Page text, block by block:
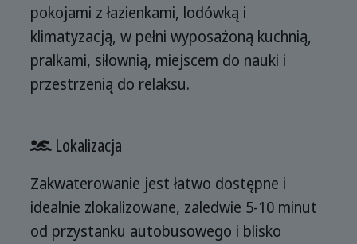
pokojami z łazienkami, lodówką i
klimatyzacją, w pełni wyposażoną kuchnią,
pralkami, siłownią, miejscem do nauki i
przestrzenią do relaksu.
Lokalizacja
Zakwaterowanie jest łatwo dostępne i
idealnie zlokalizowane, zaledwie 5-10 minut
od przystanku autobusowego i blisko